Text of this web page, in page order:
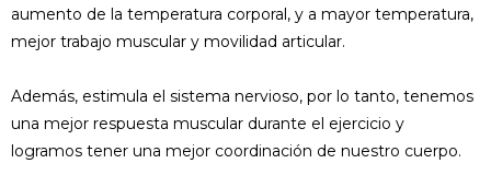
aumento de la temperatura corporal, y a mayor temperatura,
mejor trabajo muscular y movilidad articular.
Además, estimula el sistema nervioso, por lo tanto, tenemos
una mejor respuesta muscular durante el ejercicio y
logramos tener una mejor coordinación de nuestro cuerpo.